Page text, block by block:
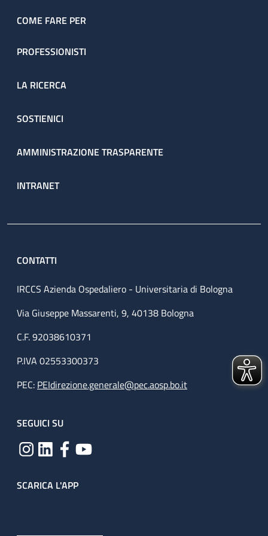
attraverso il percorso ambulatoriale complesso (PAC).
COME FARE PER
PROFESSIONISTI
LA RICERCA
SOSTIENICI
AMMINISTRAZIONE TRASPARENTE
INTRANET
CONTATTI
IRCCS Azienda Ospedaliero - Universitaria di Bologna
Via Giuseppe Massarenti, 9, 40138 Bologna
C.F. 92038610371
P.IVA 02553300373
PEC: PEIdirezione.generale@pec.aosp.bo.it
SEGUICI SU
SCARICA L'APP